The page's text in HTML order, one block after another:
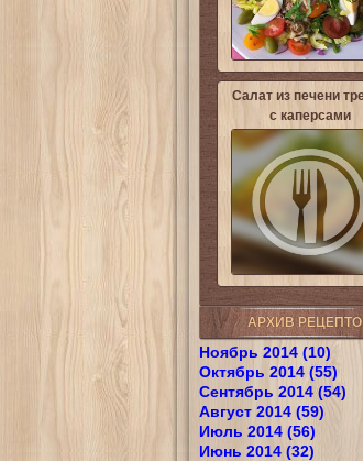
Салат из печени
с каперсами
АРХИВ
Ноябрь 2014 (10)
Октябрь 2014 (55)
Сентябрь 2014 (54)
Август 2014 (59)
Июль 2014 (56)
Июнь 2014 (32)